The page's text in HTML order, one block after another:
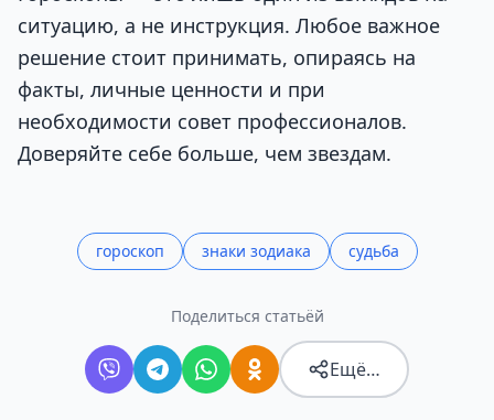
ситуацию, а не инструкция. Любое важное
решение стоит принимать, опираясь на
факты, личные ценности и при
необходимости совет профессионалов.
Доверяйте себе больше, чем звездам.
гороскоп знаки зодиака судьба
Поделиться статьёй
Ещё…